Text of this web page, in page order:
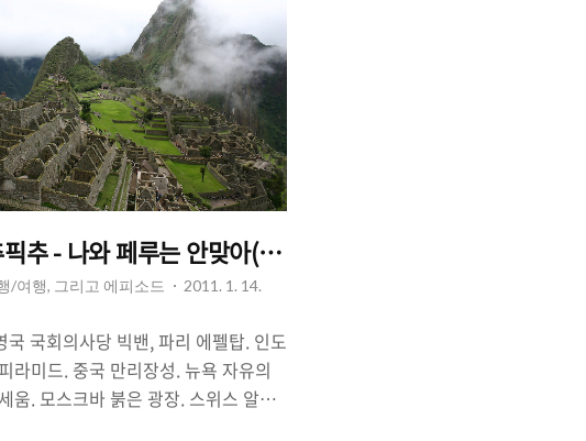
추 - 나와 페루는 안맞아(2). 마추픽추에 가다.
/여행, 그리고 에피소드
2011. 1. 14.
국회의사당 빅밴, 파리 에펠탑. 인도
라미드. 중국 만리장성. 뉴욕 자유의
움. 모스크바 붉은 광장. 스위스 알프